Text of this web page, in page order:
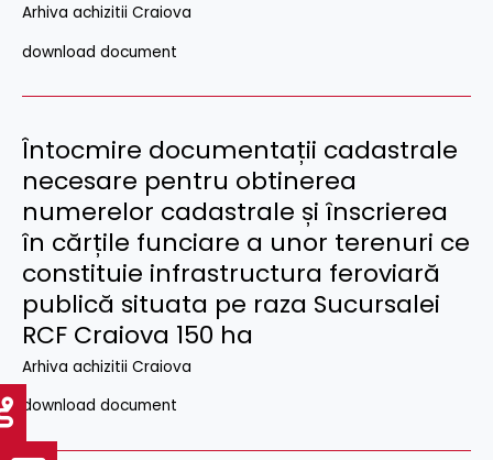
Arhiva achizitii Craiova
download document
Întocmire documentații cadastrale
necesare pentru obtinerea
numerelor cadastrale și înscrierea
în cărțile funciare a unor terenuri ce
constituie infrastructura feroviară
publică situata pe raza Sucursalei
RCF Craiova 150 ha
Arhiva achizitii Craiova
download document